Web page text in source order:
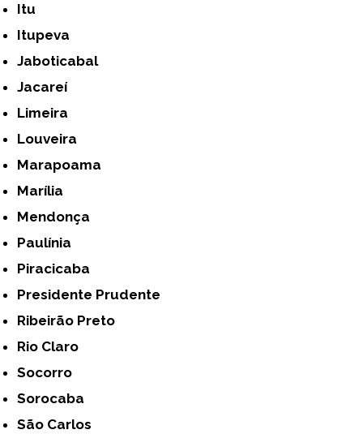
Itu
Itupeva
Jaboticabal
Jacareí
Limeira
Louveira
Marapoama
Marília
Mendonça
Paulínia
Piracicaba
Presidente Prudente
Ribeirão Preto
Rio Claro
Socorro
Sorocaba
São Carlos